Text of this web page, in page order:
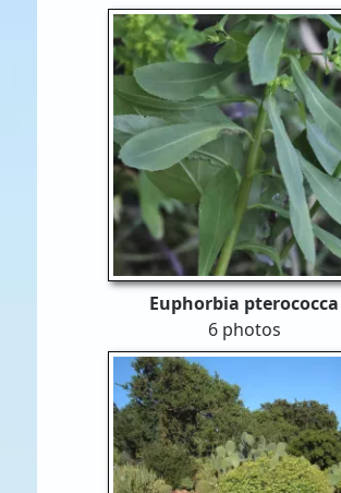
Euphorbia pterococca
6 photos